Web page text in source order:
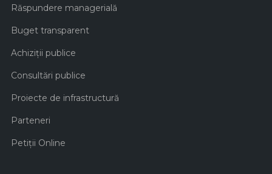
Răspundere managerială
Buget transparent
Achiziţii publice
Consultări publice
Proiecte de infrastructură
Parteneri
Petiții Online